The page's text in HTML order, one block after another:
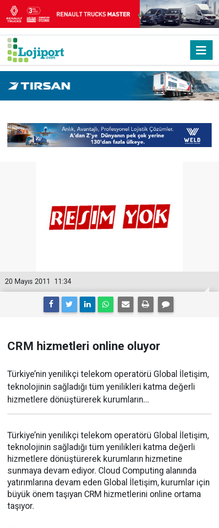
11:34
20 Mayıs 2011
CRM hizmetleri online oluyor
Türkiye’nin yenilikçi telekom operatörü Global İletişim,
teknolojinin sağladığı tüm yenilikleri katma değerli
hizmetlere dönüştürerek kurumların...
Türkiye’nin yenilikçi telekom operatörü Global İletişim,
teknolojinin sağladığı tüm yenilikleri katma değerli
hizmetlere dönüştürerek kurumların hizmetine
sunmaya devam ediyor. Cloud Computing alanında
yatırımlarına devam eden Global İletişim, kurumlar için
büyük önem taşıyan CRM hizmetlerini online ortama
taşıyor.